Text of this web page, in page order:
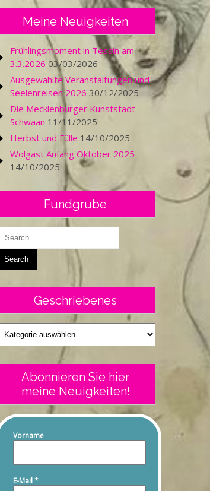
Meine Neuigkeiten
Frühlingsmoment in Tessin am
3.3.2026 03/03/2026
Ausgewählte Veranstaltungen und
Seelenreisen 2026 30/12/2025
Die Mecklenburger Kunststadt
Schwaan 11/11/2025
Herbst und Fülle 14/10/2025
Wolgast Anfang Oktober 2025
14/10/2025
Fundgrube
Geschriebenes
Geschriebenes
Abonnieren Sie hier
meine Neuigkeiten!
Vorname
E-Mail*